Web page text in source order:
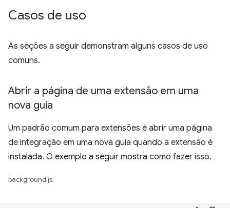
Casos de uso
As seções a seguir demonstram alguns casos de uso
comuns.
Abrir a página de uma extensão em uma
nova guia
Um padrão comum para extensões é abrir uma página
de integração em uma nova guia quando a extensão é
instalada. O exemplo a seguir mostra como fazer isso.
background.js: